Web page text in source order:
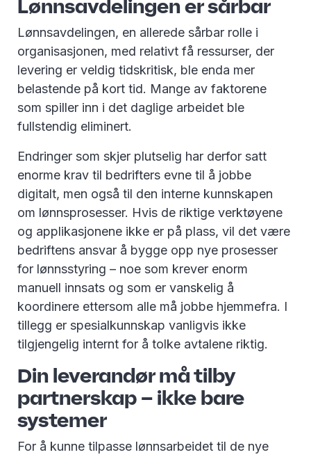
Lønnsavdelingen er sårbar
Lønnsavdelingen, en allerede sårbar rolle i
organisasjonen, med relativt få ressurser, der
levering er veldig tidskritisk, ble enda mer
belastende på kort tid. Mange av faktorene
som spiller inn i det daglige arbeidet ble
fullstendig eliminert.
Endringer som skjer plutselig har derfor satt
enorme krav til bedrifters evne til å jobbe
digitalt, men også til den interne kunnskapen
om lønnsprosesser. Hvis de riktige verktøyene
og applikasjonene ikke er på plass, vil det være
bedriftens ansvar å bygge opp nye prosesser
for lønnsstyring – noe som krever enorm
manuell innsats og som er vanskelig å
koordinere ettersom alle må jobbe hjemmefra. I
tillegg er spesialkunnskap vanligvis ikke
tilgjengelig internt for å tolke avtalene riktig.
Din leverandør må tilby
partnerskap – ikke bare
systemer
For å kunne tilpasse lønnsarbeidet til de nye